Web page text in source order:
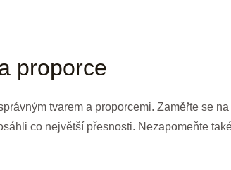
proporce
tvarem a proporcemi. Zaměřte se
co největší přesnosti. Nezapomeňte